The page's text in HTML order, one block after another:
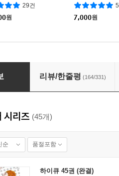
29건
원
7,000원
리뷰/한줄평 (164/331)
시리즈 (45개)
순 품절포함
하이큐 45권 (완결)